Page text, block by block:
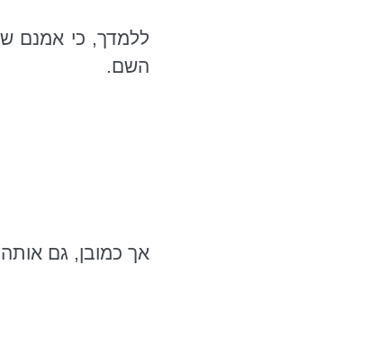
ללמדך, כי אמנם
השם.
אך כמובן, גם